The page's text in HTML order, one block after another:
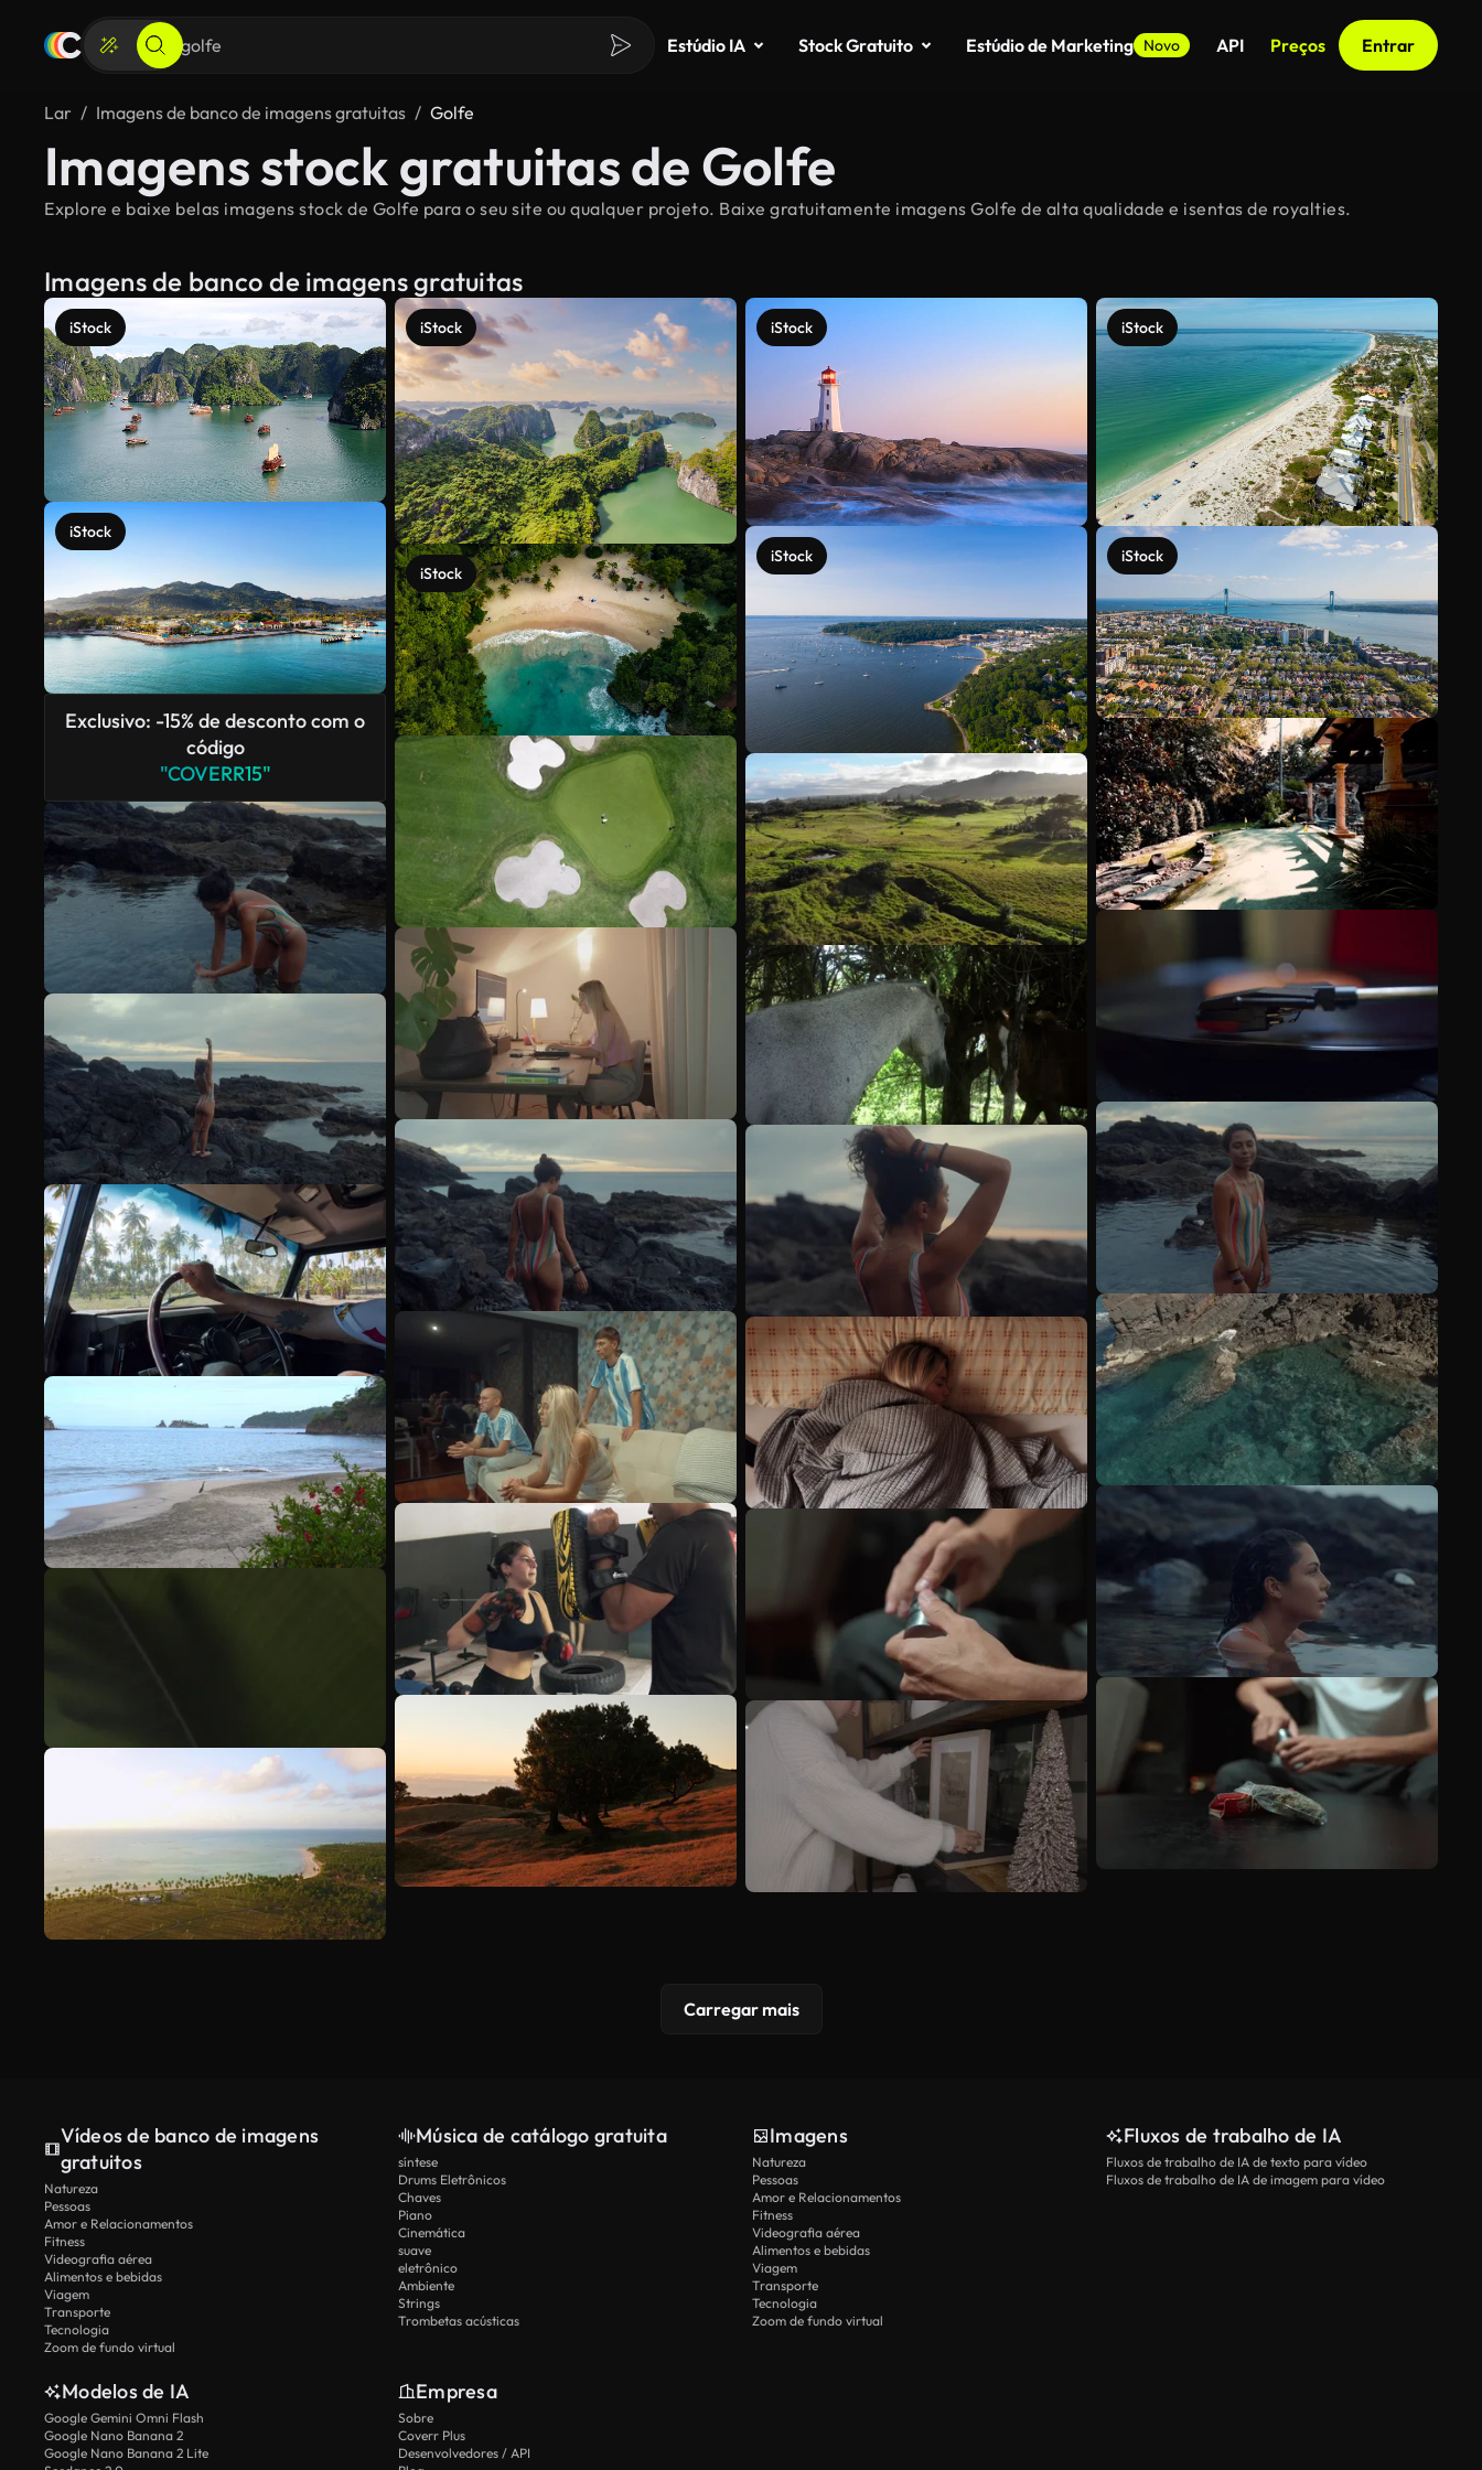
Estúdio IA Stock Gratuito Estúdio de Marketing Novo API Preços Entrar
Lar Imagens de banco de imagens gratuitas Golfe
Imagens stock gratuitas de Golfe
Explore e baixe belas imagens stock de Golfe para o seu site ou qualquer projeto. Baixe gratuitamente imagens Golfe de alta qualidade e isentas de royalties.
Imagens de banco de imagens gratuitas
iStock
iStock
Exclusivo: -15% de desconto com o
código
"COVERR15"
iStock
iStock
iStock
iStock
iStock
iStock
Veja mais
Carregar mais
Vídeos de banco de imagens
gratuitos
Natureza
Pessoas
Amor e Relacionamentos
Fitness
Videografia aérea
Alimentos e bebidas
Viagem
Transporte
Tecnologia
Zoom de fundo virtual
Música de catálogo gratuita
síntese
Drums Eletrônicos
Chaves
Piano
Cinemática
suave
eletrônico
Ambiente
Strings
Trombetas acústicas
Imagens
Natureza
Pessoas
Amor e Relacionamentos
Fitness
Videografia aérea
Alimentos e bebidas
Viagem
Transporte
Tecnologia
Zoom de fundo virtual
Fluxos de trabalho de IA
Fluxos de trabalho de IA de texto para vídeo
Fluxos de trabalho de IA de imagem para vídeo
Modelos de IA
Google Gemini Omni Flash
Google Nano Banana 2
Google Nano Banana 2 Lite
Empresa
Sobre
Coverr Plus
Desenvolvedores / API